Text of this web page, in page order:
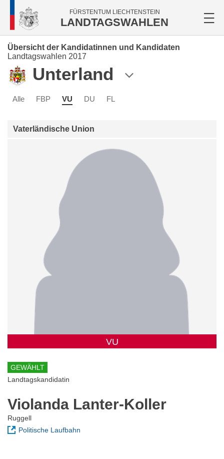
FÜRSTENTUM LIECHTENSTEIN
LANDTAGSWAHLEN
Übersicht der Kandidatinnen und Kandidaten
Landtagswahlen 2017
Unterland
Alle FBP VU DU FL
Vaterländische Union
VU
GEWÄHLT
Landtagskandidatin
Violanda Lanter-Koller
Ruggell
Politische Laufbahn